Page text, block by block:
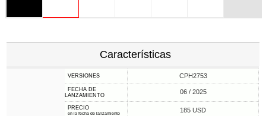
Características
VERSIONES CPH2753
FECHA DE
LANZAMIENTO
06 / 2025
PRECIO
en la fecha de lanzamiento 185 USD